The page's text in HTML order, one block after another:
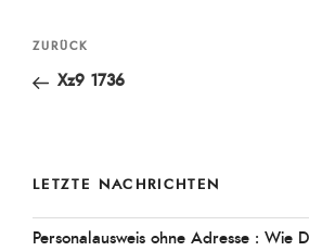
Beitragsnavigation
Vorheriger
Beitrag
ZURÜCK
Xz9 1736
LETZTE NACHRICHTEN
Personalausweis ohne Adresse : Wie